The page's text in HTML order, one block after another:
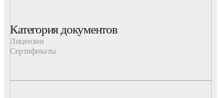
Категория документов
Лицензии
Сертификаты